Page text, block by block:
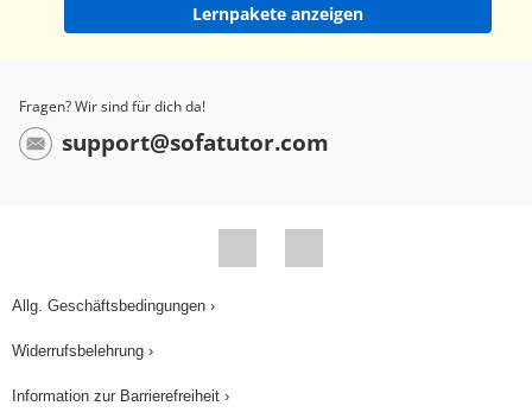
Lernpakete anzeigen
Fragen? Wir sind für dich da!
support@sofatutor.com
Allg. Geschäftsbedingungen ›
Widerrufsbelehrung ›
Information zur Barrierefreiheit ›